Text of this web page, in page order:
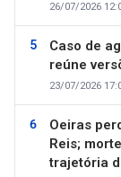
26/07/2026
Caso de
reúne
23/07/2026
Oeiras
Reis;
trajetória